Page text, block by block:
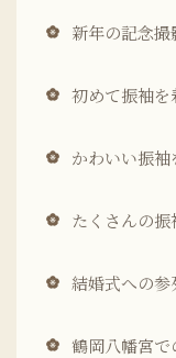
新年の記念
初めて振袖を
かわいい振
たくさんの
結婚式への参
鶴岡八幡宮